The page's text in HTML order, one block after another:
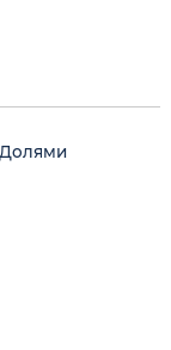
Долями